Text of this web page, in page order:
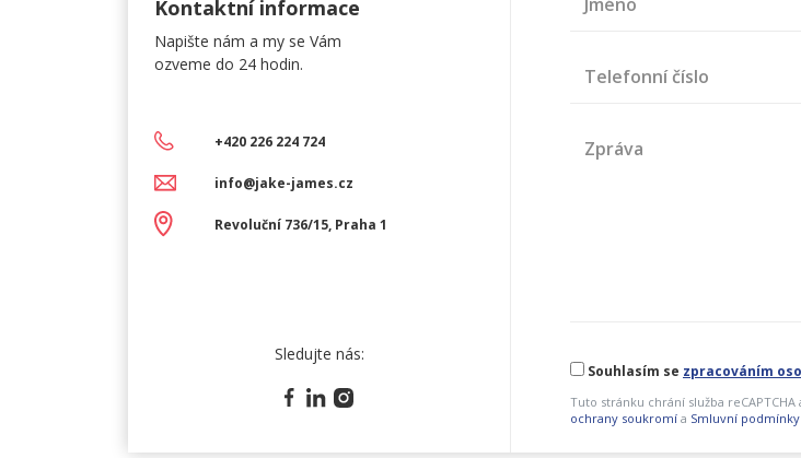
Kontaktní informace
Napište nám a my se Vám
ozveme do 24 hodin.
+420 226 224 724
info@jake-james.cz
Revoluční 736/15, Praha 1
Sledujte nás:
Telefonní číslo
Zpráva
Souhlasím se zpracováním
Tuto stránku chrání služba reCAPTCHA
ochrany soukromí a Smluvní podmínky